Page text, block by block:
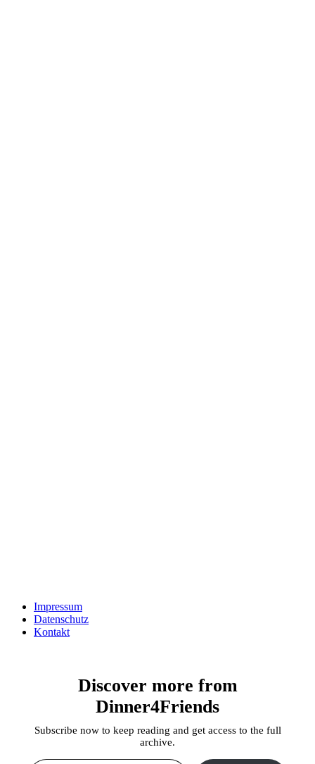
Impressum
Datenschutz
Kontakt
Discover more from
Dinner4Friends
Subscribe now to keep reading and get access to the full
archive.
Type your email…